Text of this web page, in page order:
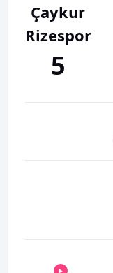
Çaykur
Rizespor
5